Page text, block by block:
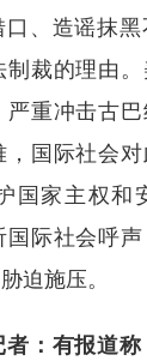
、造谣抹
制裁的理由
重冲击古
，国际社会
国家主权和
国际社会呼
迫施压。
：有报道